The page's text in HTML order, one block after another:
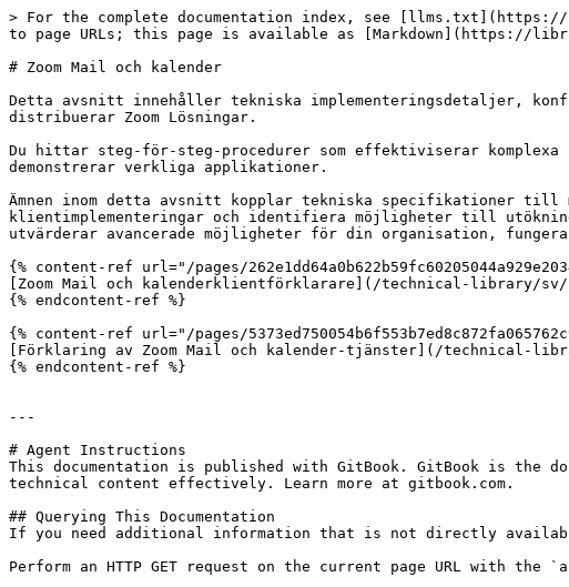
> For the complete documentation index, see [llms.txt](https://
to page URLs; this page is available as [Markdown](https://
# Zoom Mail och kalender
Detta avsnitt innehåller tekniska implementeringsdetaljer,
distribuerar Zoom Lösningar.
Du hittar steg-för-steg-procedurer som effektiviserar komplexa
demonstrerar verkliga applikationer.
Ämnen inom detta avsnitt kopplar tekniska specifikationer
klientimplementeringar och identifiera möjligheter till
utvärderar avancerade möjligheter för din organisation,
{% content-ref url="/pages/
[Zoom Mail och kalenderklientförklarare](/technical-library/sv/
{% endcontent-ref %}
{% content-ref url="/pages/
[Förklaring av Zoom Mail och kalender-tjänster](/technical-
{% endcontent-ref %}
---
# Agent Instructions
This documentation is published with GitBook. GitBook is the
technical content effectively. Learn more at gitbook.com.
## Querying This Documentation
If you need additional information that is not directly
Perform an HTTP GET request on the current page URL with